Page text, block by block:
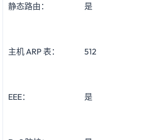
静态路由： 是
主机 ARP 表： 512
EEE： 是